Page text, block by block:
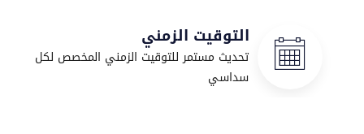
التوقيت الزمني
تحديث مستمر للتوقيت الزمني المخصص لكل
سداسي